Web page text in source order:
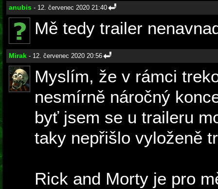
anubis - 12. červenec 2020 21:40
Mě tedy trailer
Mirak - 12. červenec 2020 20:56
Myslím, že v rámci
nesmírně náročný
byť jsem se u traileru
taky nepřišlo vyloženě
Rick and Morty je pro